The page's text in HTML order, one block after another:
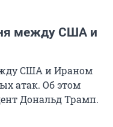
между США и
США и Ираном
атак. Об этом
Дональд Трамп.